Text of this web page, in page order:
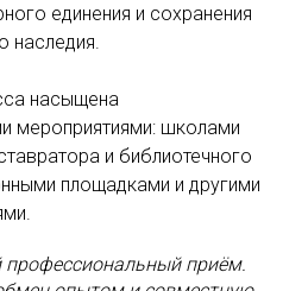
единения и сохранения
наследия.
насыщена
мероприятиями: школами
и библиотечного
площадками и другими
приём.